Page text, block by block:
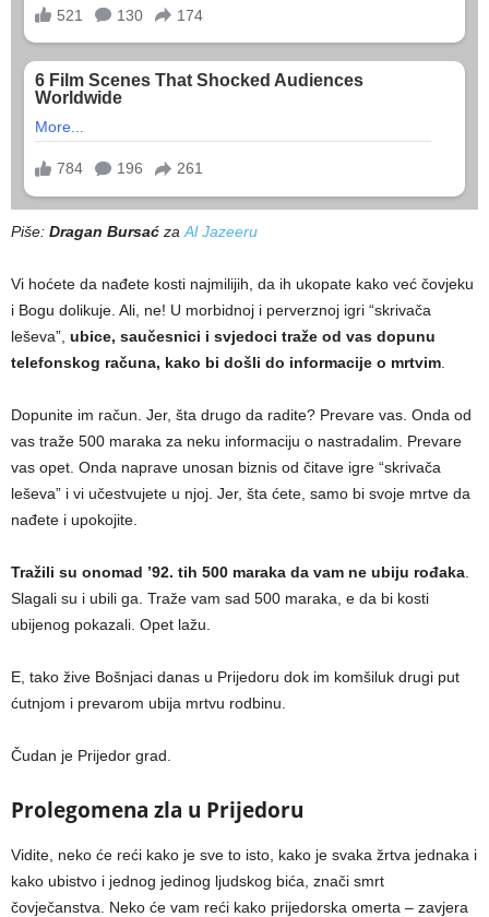
Piše: Dragan Bursać za Al Jazeeru
Vi hoćete da nađete kosti najmilijih, da ih ukopate kako već čovjeku
i Bogu dolikuje. Ali, ne! U morbidnoj i perverznoj igri “skrivača
leševa”, ubice, saučesnici i svjedoci traže od vas dopunu
telefonskog računa, kako bi došli do informacije o mrtvim
Dopunite im račun. Jer, šta drugo da radite? Prevare vas. Onda od
vas traže 500 maraka za neku informaciju o nastradalim. Prevare
vas opet. Onda naprave unosan biznis od čitave igre “skrivača
leševa” i vi učestvujete u njoj. Jer, šta ćete, samo bi svoje mrtve da
nađete i upokojite.
Tražili su onomad ’92. tih 500 maraka da vam ne ubiju rođaka
Slagali su i ubili ga. Traže vam sad 500 maraka, e da bi kosti
ubijenog pokazali. Opet lažu.
E, tako žive Bošnjaci danas u Prijedoru dok im komšiluk drugi put
ćutnjom i prevarom ubija mrtvu rodbinu.
Čudan je Prijedor grad.
Prolegomena zla u Prijedoru
Vidite, neko će reći kako je sve to isto, kako je svaka žrtva jednaka i
kako ubistvo i jednog jedinog ljudskog bića, znači smrt
čovječanstva. Neko će vam reći kako prijedorska omerta – zavjera